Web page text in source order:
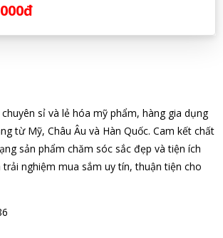
đã mua sản phẩm Sữa Meiji số 0 Hohoemi
nội địa Nhật (hộp thiếc 800g)
Viên
sâu từ Thái Lan
sỉ và lẻ hóa mỹ phẩm, hàng gia dụng
từ Mỹ, Châu Âu và Hàn Quốc. Cam kết chất
sản phẩm chăm sóc sắc đẹp và tiện ích
nghiệm mua sắm uy tín, thuận tiện cho